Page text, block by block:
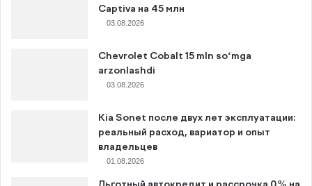
Captiva на 45 млн
03.08.2026
Chevrolet Cobalt 15 mln so‘mga
arzonlashdi
03.08.2026
Kia Sonet после двух лет эксплуатации:
реальный расход, вариатор и опыт
владельцев
01.08.2026